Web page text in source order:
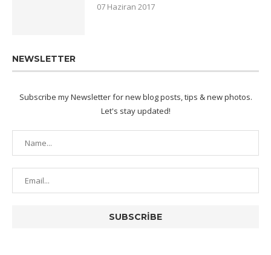
07 Haziran 2017
NEWSLETTER
Subscribe my Newsletter for new blog posts, tips & new photos.
Let's stay updated!